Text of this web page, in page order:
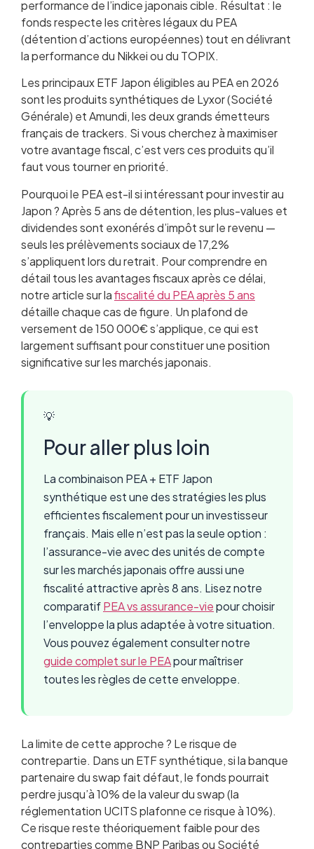
performance de l’indice japonais cible. Résultat : le
fonds respecte les critères légaux du PEA
(détention d’actions européennes) tout en délivrant
la performance du Nikkei ou du TOPIX.
Les principaux ETF Japon éligibles au PEA en 2026
sont les produits synthétiques de Lyxor (Société
Générale) et Amundi, les deux grands émetteurs
français de trackers. Si vous cherchez à maximiser
votre avantage fiscal, c’est vers ces produits qu’il
faut vous tourner en priorité.
Pourquoi le PEA est-il si intéressant pour investir au
Japon ? Après 5 ans de détention, les plus-values et
dividendes sont exonérés d’impôt sur le revenu —
seuls les prélèvements sociaux de 17,2%
s’appliquent lors du retrait. Pour comprendre en
détail tous les avantages fiscaux après ce délai,
notre article sur lafiscalité du PEA après 5 ans
détaille chaque cas de figure. Un plafond de
versement de 150 000€ s’applique, ce qui est
largement suffisant pour constituer une position
significative sur les marchés japonais.
💡
Pour aller plus loin
La combinaison PEA + ETF Japon
synthétique est une des stratégies les plus
efficientes fiscalement pour un investisseur
français. Mais elle n’est pas la seule option :
l’assurance-vie avec des unités de compte
sur les marchés japonais offre aussi une
fiscalité attractive après 8 ans. Lisez notre
comparatifPEA vs assurance-viepour choisir
l’enveloppe la plus adaptée à votre situation.
Vous pouvez également consulter notre
guide complet sur le PEApour maîtriser
toutes les règles de cette enveloppe.
La limite de cette approche ? Le risque de
contrepartie. Dans un ETF synthétique, si la banque
partenaire du swap fait défaut, le fonds pourrait
perdre jusqu’à 10% de la valeur du swap (la
réglementation UCITS plafonne ce risque à 10%).
Ce risque reste théoriquement faible pour des
contreparties comme BNP Paribas ou Société